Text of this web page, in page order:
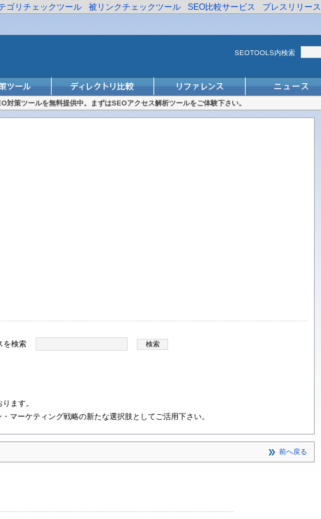
ゴリチェックツール 被リンクチェックツール SEO比較サービス プレスリリース
SEOTOOLS内検索
策ツールを無料提供中。まずはSEOアクセス解析ツールをご体験下さい。
を検索
ます。
マーケティング戦略の新たな選択肢としてご活用下さい。
前へ戻る